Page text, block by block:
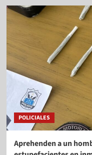
POLICIALES
Aprehenden a un